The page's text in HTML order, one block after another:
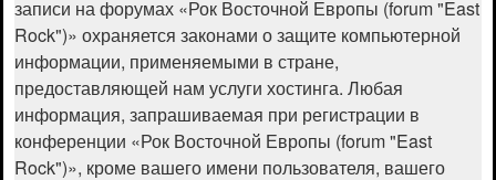
записи на форумах «Рок Восточной Европы (forum "East
Rock")» охраняется законами о защите компьютерной
информации, применяемыми в стране,
предоставляющей нам услуги хостинга. Любая
информация, запрашиваемая при регистрации в
конференции «Рок Восточной Европы (forum "East
Rock")», кроме вашего имени пользователя, вашего